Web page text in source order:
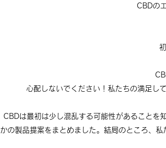
CBDの
心配しないでください！私たちの満足し
CBDは最初は少し混乱する可能性があることを
かの製品提案をまとめました。結局のところ、